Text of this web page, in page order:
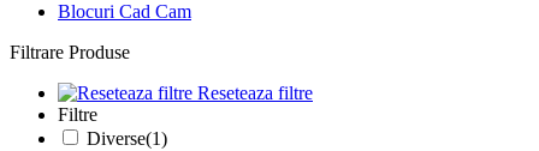
Blocuri Cad Cam
Filtrare Produse
Reseteaza filtre
Filtre
Diverse(1)